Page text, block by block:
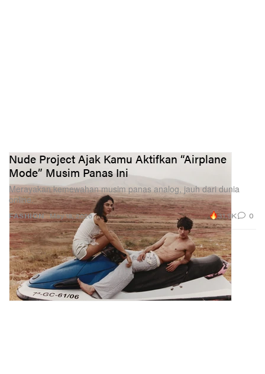
FASHION
Nude Project Ajak Kamu Aktifkan “Airplane
Mode” Musim Panas Ini
Merayakan kemewahan musim panas analog, jauh dari dunia
online.
May 18, 2026 31.9K 0